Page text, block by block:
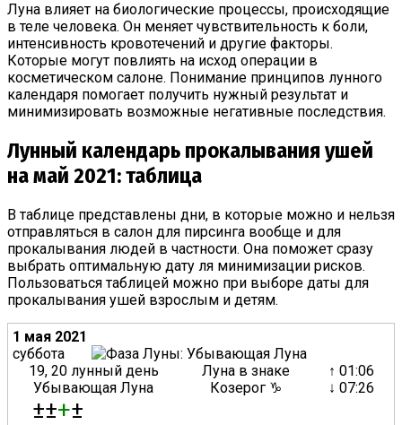
Луна влияет на биологические процессы, происходящие
в теле человека. Он меняет чувствительность к боли,
интенсивность кровотечений и другие факторы.
Которые могут повлиять на исход операции в
косметическом салоне. Понимание принципов лунного
календаря помогает получить нужный результат и
минимизировать возможные негативные последствия.
Лунный календарь прокалывания ушей
на май 2021: таблица
В таблице представлены дни, в которые можно и нельзя
отправляться в салон для пирсинга вообще и для
прокалывания людей в частности. Она поможет сразу
выбрать оптимальную дату ля минимизации рисков.
Пользоваться таблицей можно при выборе даты для
прокалывания ушей взрослым и детям.
1 мая 2021
суббота
19, 20 лунный день
Убывающая Луна
Луна в знаке
Козерог ♑
↑ 01:06
↓ 07:26
±±+±